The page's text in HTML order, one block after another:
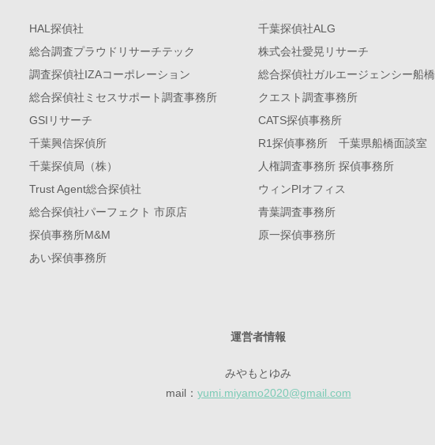
HAL探偵社 千葉探偵社ALG
総合調査プラウドリサーチテック 株式会社愛晃リサーチ
調査探偵社IZAコーポレーション 総合探偵社ガルエージェンシー船橋
総合探偵社ミセスサポート調査事務所 クエスト調査事務所
GSIリサーチ CATS探偵事務所
千葉興信探偵所 R1探偵事務所 千葉県船橋面談室
千葉探偵局（株） 人権調査事務所 探偵事務所
Trust Agent総合探偵社 ウィンPIオフィス
総合探偵社パーフェクト 市原店 青葉調査事務所
探偵事務所M&M 原一探偵事務所
あい探偵事務所
運営者情報
みやもとゆみ
mail： yumi.miyamo2020@gmail.com